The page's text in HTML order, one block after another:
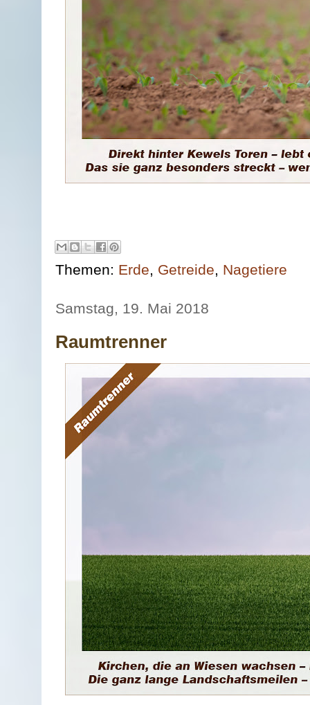
Themen: Erde, Getreide, Nagetiere
Samstag, 19. Mai 2018
Raumtrenner